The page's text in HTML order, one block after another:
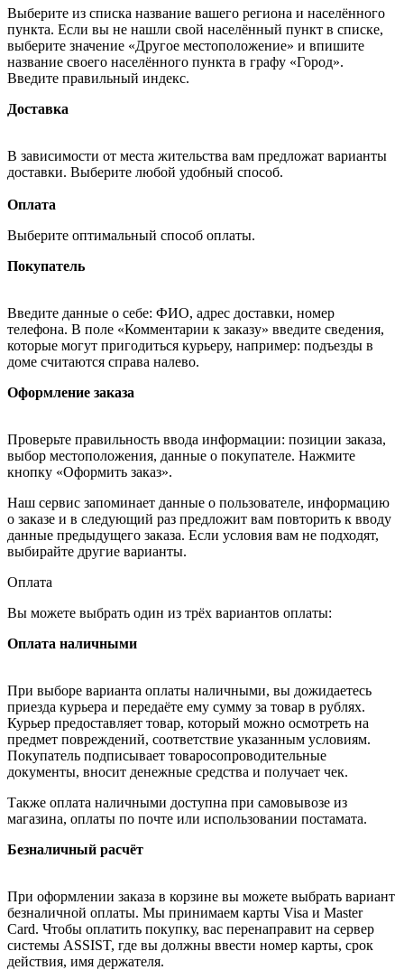
Выберите из списка название вашего региона и населённого
пункта. Если вы не нашли свой населённый пункт в списке,
выберите значение «Другое местоположение» и впишите
название своего населённого пункта в графу «Город».
Введите правильный индекс.
Доставка
В зависимости от места жительства вам предложат варианты
доставки. Выберите любой удобный способ.
Оплата
Выберите оптимальный способ оплаты.
Покупатель
Введите данные о себе: ФИО, адрес доставки, номер
телефона. В поле «Комментарии к заказу» введите сведения,
которые могут пригодиться курьеру, например: подъезды в
доме считаются справа налево.
Оформление заказа
Проверьте правильность ввода информации: позиции заказа,
выбор местоположения, данные о покупателе. Нажмите
кнопку «Оформить заказ».
Наш сервис запоминает данные о пользователе, информацию
о заказе и в следующий раз предложит вам повторить к вводу
данные предыдущего заказа. Если условия вам не подходят,
выбирайте другие варианты.
Оплата
Вы можете выбрать один из трёх вариантов оплаты:
Оплата наличными
При выборе варианта оплаты наличными, вы дожидаетесь
приезда курьера и передаёте ему сумму за товар в рублях.
Курьер предоставляет товар, который можно осмотреть на
предмет повреждений, соответствие указанным условиям.
Покупатель подписывает товаросопроводительные
документы, вносит денежные средства и получает чек.
Также оплата наличными доступна при самовывозе из
магазина, оплаты по почте или использовании постамата.
Безналичный расчёт
При оформлении заказа в корзине вы можете выбрать вариант
безналичной оплаты. Мы принимаем карты Visa и Master
Card. Чтобы оплатить покупку, вас перенаправит на сервер
системы ASSIST, где вы должны ввести номер карты, срок
действия, имя держателя.